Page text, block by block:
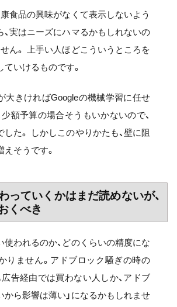
康食品の興味がなくて表示しないよう
、実はニーズにハマるかもしれないの
ん。 上手い人ほどこういうところを
いけるものです。
大きければGoogleの機械学習に任せ
少額予算の場合そうもいかないので、
た。 しかしこのやりかたも、壁に阻
そうです。
っていくかはまだ読めないが、
くべき
使われるのか、どのくらいの精度にな
りません。アドブロック騒ぎの時の
広告経由では買わない人しか、アドブ
から影響は薄い」になるかもしれませ